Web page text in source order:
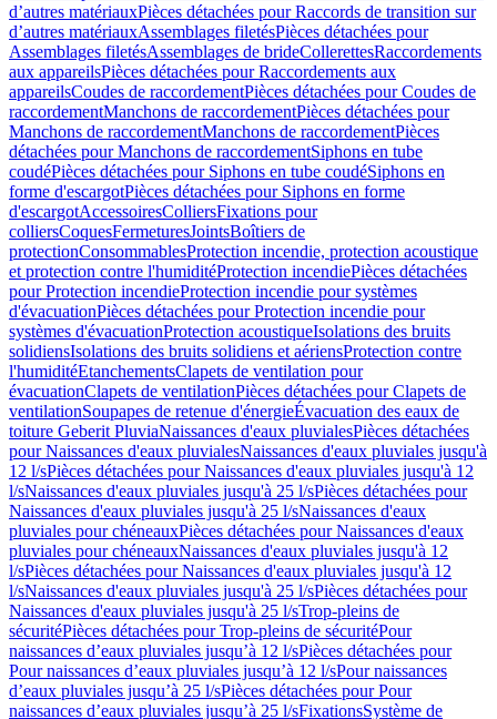
d’autres matériauxPièces détachées pour Raccords de transition sur
d’autres matériauxAssemblages filetésPièces détachées pour
Assemblages filetésAssemblages de brideCollerettesRaccordements
aux appareilsPièces détachées pour Raccordements aux
appareilsCoudes de raccordementPièces détachées pour Coudes de
raccordementManchons de raccordementPièces détachées pour
Manchons de raccordementManchons de raccordementPièces
détachées pour Manchons de raccordementSiphons en tube
coudéPièces détachées pour Siphons en tube coudéSiphons en
forme d'escargotPièces détachées pour Siphons en forme
d'escargotAccessoiresColliersFixations pour
colliersCoquesFermeturesJointsBoîtiers de
protectionConsommablesProtection incendie, protection acoustique
et protection contre l'humiditéProtection incendiePièces détachées
pour Protection incendieProtection incendie pour systèmes
d'évacuationPièces détachées pour Protection incendie pour
systèmes d'évacuationProtection acoustiqueIsolations des bruits
solidiensIsolations des bruits solidiens et aériensProtection contre
l'humiditéEtanchementsClapets de ventilation pour
évacuationClapets de ventilationPièces détachées pour Clapets de
ventilationSoupapes de retenue d'énergieÉvacuation des eaux de
toiture Geberit PluviaNaissances d'eaux pluvialesPièces détachées
pour Naissances d'eaux pluvialesNaissances d'eaux pluviales jusqu'à
12 l/sPièces détachées pour Naissances d'eaux pluviales jusqu'à 12
l/sNaissances d'eaux pluviales jusqu'à 25 l/sPièces détachées pour
Naissances d'eaux pluviales jusqu'à 25 l/sNaissances d'eaux
pluviales pour chéneauxPièces détachées pour Naissances d'eaux
pluviales pour chéneauxNaissances d'eaux pluviales jusqu'à 12
l/sPièces détachées pour Naissances d'eaux pluviales jusqu'à 12
l/sNaissances d'eaux pluviales jusqu'à 25 l/sPièces détachées pour
Naissances d'eaux pluviales jusqu'à 25 l/sTrop-pleins de
sécuritéPièces détachées pour Trop-pleins de sécuritéPour
naissances d’eaux pluviales jusqu’à 12 l/sPièces détachées pour
Pour naissances d’eaux pluviales jusqu’à 12 l/sPour naissances
d’eaux pluviales jusqu’à 25 l/sPièces détachées pour Pour
naissances d’eaux pluviales jusqu’à 25 l/sFixationsSystème de